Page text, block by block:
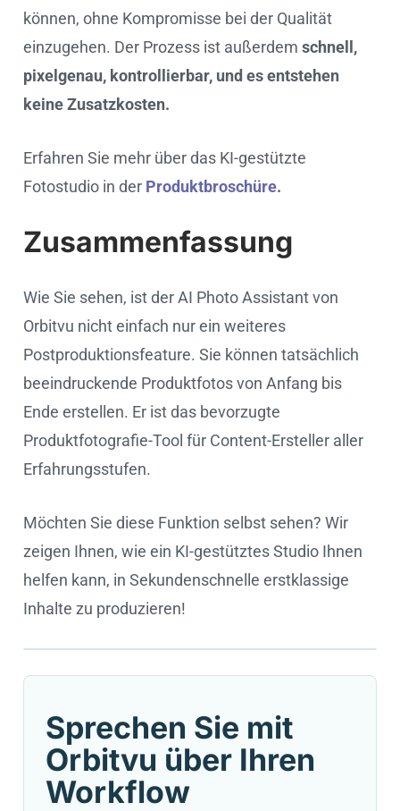
können, ohne Kompromisse bei der Qualität
einzugehen. Der Prozess ist außerdem schnell,
pixelgenau, kontrollierbar, und es entstehen
keine Zusatzkosten.
Erfahren Sie mehr über das KI-gestützte
Fotostudio in der Produktbroschüre.
Zusammenfassung
Wie Sie sehen, ist der AI Photo Assistant von
Orbitvu nicht einfach nur ein weiteres
Postproduktionsfeature. Sie können tatsächlich
beeindruckende Produktfotos von Anfang bis
Ende erstellen. Er ist das bevorzugte
Produktfotografie-Tool für Content-Ersteller aller
Erfahrungsstufen.
Möchten Sie diese Funktion selbst sehen? Wir
zeigen Ihnen, wie ein KI-gestütztes Studio Ihnen
helfen kann, in Sekundenschnelle erstklassige
Inhalte zu produzieren!
Sprechen Sie mit
Orbitvu über Ihren
Workflow